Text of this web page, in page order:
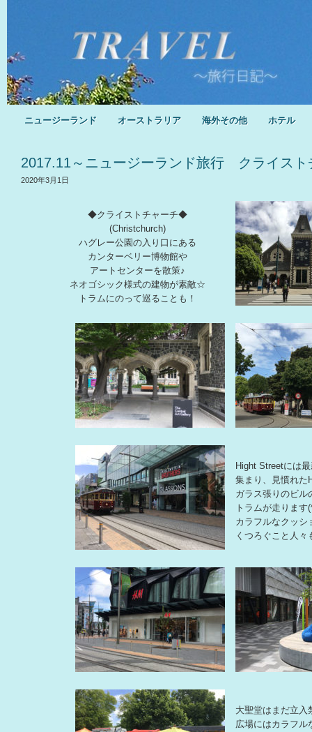
ニュージーランド オーストラリア 海外その他 ホテル
2017.11～ニュージーランド旅行 クライスト
2020年3月1日
◆クライストチャーチ◆
(Christchurch)
ハグレー公園の入り口にある
カンターベリー博物館や
アートセンターを散策♪
ネオゴシック様式の建物が素敵☆
トラムにのって巡ることも！
Hight Streetには
集まり、見慣れ
ガラス張りのビル
トラムが走ります
カラフルなクッシ
くつろぐこと人
大聖堂はまだ立入
広場にはカラフル